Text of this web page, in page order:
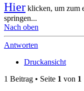
Hier klicken, um zum
springen...
Nach oben
Antworten
Druckansicht
1 Beitrag • Seite 1 von 1